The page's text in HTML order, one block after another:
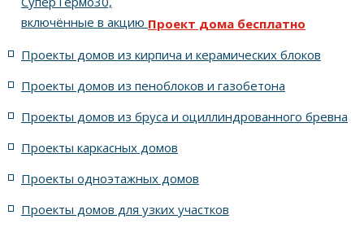
5 спален с цоколем и террасой
7 спален с крышей шале 5 спален и террасой
жилых в стиле Райта с 5 комнатами
жилых в английском стиле
включённые в акциюПроект дома бесплатно
Проекты домов из кирпича и керамических блоков
Проекты домов из пеноблоков и газобетона
Проекты домов из бруса и оциллиндрованного бревна
Проекты каркасных домов
Проекты одноэтажных домов
Проекты домов для узких участков